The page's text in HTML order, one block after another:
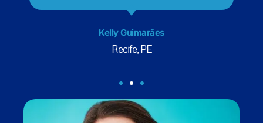
Kelly Guimarães
Recife, PE